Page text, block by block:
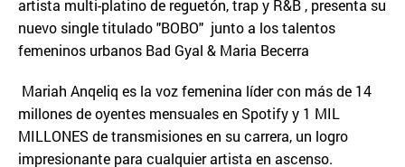
artista multi-platino de reguetón, trap y R&B , presenta su
nuevo single titulado "BOBO" junto a los talentos
femeninos urbanos Bad Gyal & Maria Becerra
Mariah Anqeliq es la voz femenina líder con más de 14
millones de oyentes mensuales en Spotify y 1 MIL
MILLONES de transmisiones en su carrera, un logro
impresionante para cualquier artista en ascenso.